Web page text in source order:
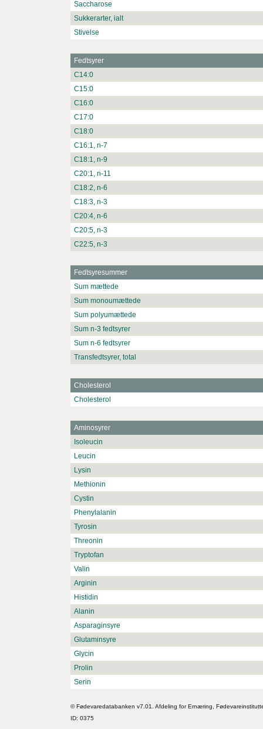
Saccharose
Sukkerarter, ialt
Stivelse
Fedtsyrer
C14:0
C15:0
C16:0
C17:0
C18:0
C16:1, n-7
C18:1, n-9
C20:1, n-11
C18:2, n-6
C18:3, n-3
C20:4, n-6
C20:5, n-3
C22:5, n-3
Fedtsyresummer
Sum mættede
Sum monoumættede
Sum polyumættede
Sum n-3 fedtsyrer
Sum n-6 fedtsyrer
Transfedtsyrer, total
Cholesterol
Cholesterol
Aminosyrer
Isoleucin
Leucin
Lysin
Methionin
Cystin
Phenylalanin
Tyrosin
Threonin
Tryptofan
Valin
Arginin
Histidin
Alanin
Asparaginsyre
Glutaminsyre
Glycin
Prolin
Serin
© Fødevaredatabanken v7.01. Afdeling for Ernæring,
ID: 0375